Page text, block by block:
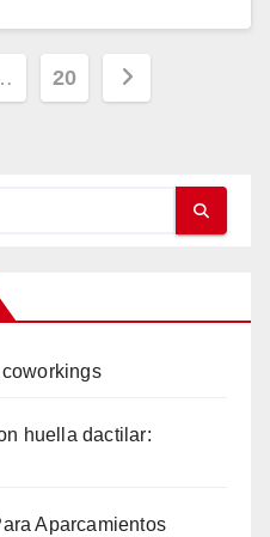
20
huella dactilar:
Aparcamientos